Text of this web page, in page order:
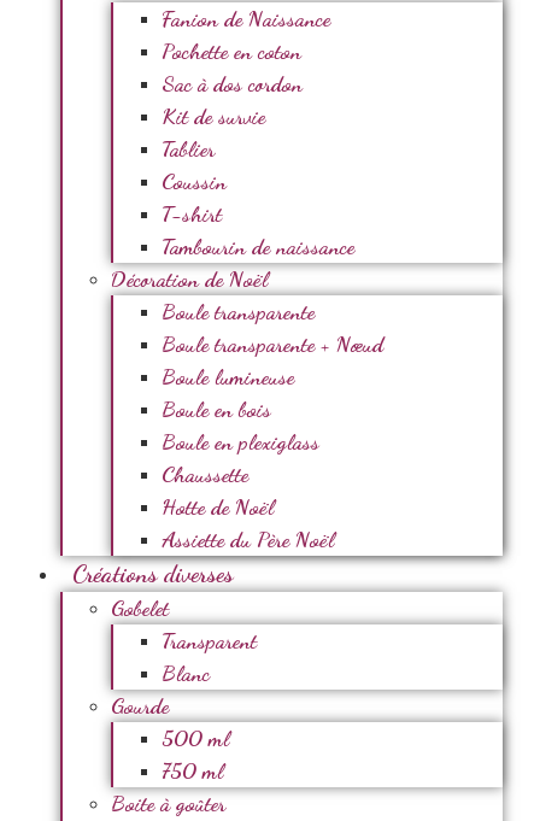
Fanion de Naissance
Pochette en coton
Sac à dos cordon
Kit de survie
Tablier
Coussin
T-shirt
Tambourin de naissance
Décoration de Noël
Boule transparente
Boule transparente + Nœud
Boule lumineuse
Boule en bois
Boule en plexiglass
Chaussette
Hotte de Noël
Assiette du Père Noël
Créations diverses
Gobelet
Transparent
Blanc
Gourde
500 ml
750 ml
Boite à goûter